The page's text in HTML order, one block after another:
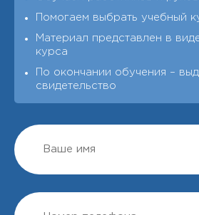
Помогаем выбрать учебный
Материал представлен в
курса
По окончании обучения –
свидетельство